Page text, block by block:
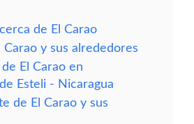
de El Carao
Carao y sus alrededores
El Carao en
Esteli - Nicaragua
de El Carao y sus